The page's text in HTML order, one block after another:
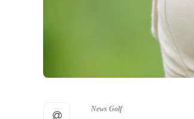
News Golf